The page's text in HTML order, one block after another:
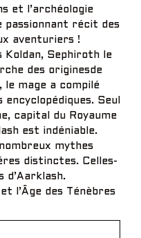
et l’archéologie
passionnant récit des
aventuriers !
Koldan, Sephiroth le
des originesde
le mage a compilé
Seul
capital du Royaume
est indéniable.
mythes
distinctes. Celles-
d’Aarklash.
et l’Âge des Ténèbres